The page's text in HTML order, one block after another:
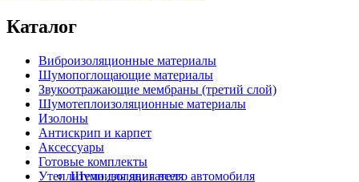
Каталог
Виброизоляционные материалы
Шумопоглощающие материалы
Звукоотражающие мембраны (третий слой)
Шумотеплоизоляционные материалы
Изолоны
Антискрип и карпет
Аксессуары
Готовые комплекты
Шумоизоляция всего автомобиля
Утеплители для двигателя